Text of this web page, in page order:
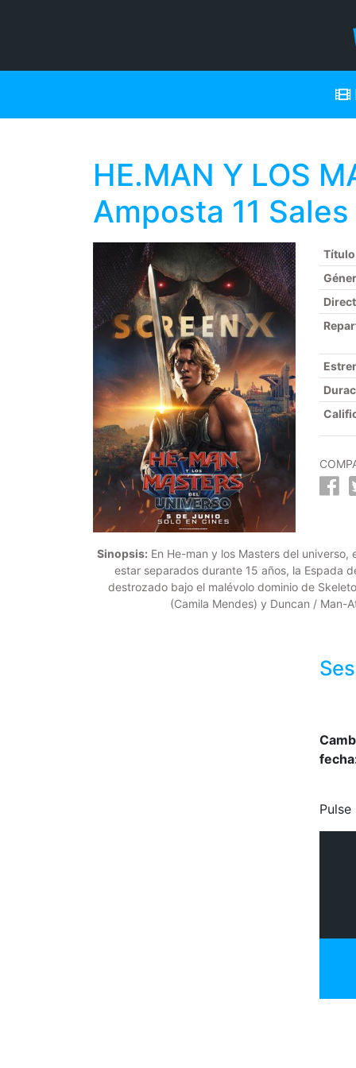
HE.MAN Y LOS
Amposta 11 Sales
Sinopsis: En He-man y los Masters del
estar separados durante 15 años, la Espada
destrozado bajo el malévolo dominio de
(Camila Mendes) y Duncan / Man-